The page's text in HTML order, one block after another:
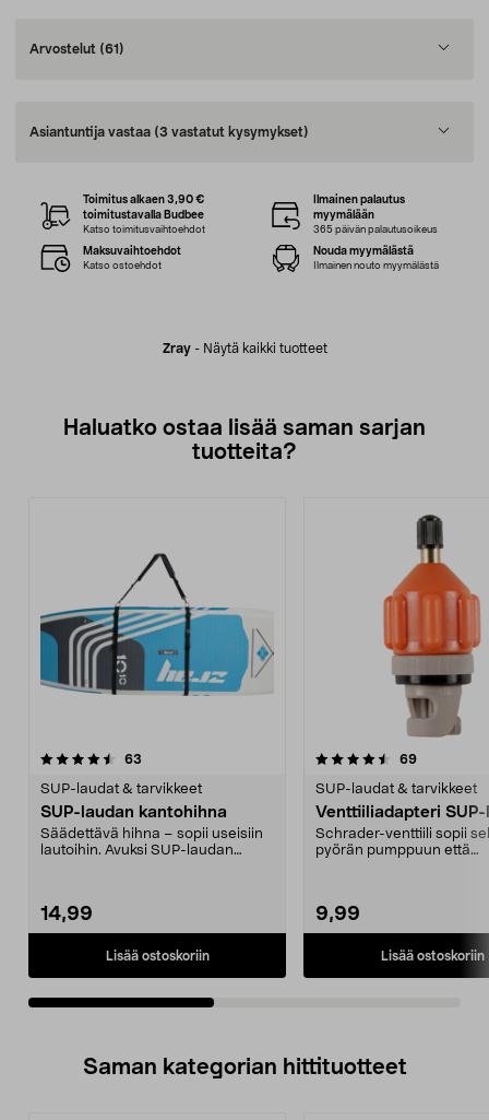
Arvostelut (61)
Asiantuntija vastaa (3 vastatut kysymykset)
Zray- Näytä kaikki tuotteet
Toimitus alkaen 3,90 €
toimitustavalla Budbee
Katso toimitusvaihtoehdot
Ilmainen palautus
myymälään
365 päivän palautusoikeus
Maksuvaihtoehdot
Katso ostoehdot
Nouda myymälästä
Ilmainen nouto myymälästä
Haluatko ostaa lisää saman sarjan
tuotteita?
63
SUP-laudat & tarvikkeet
SUP-laudan kantohihna
Säädettävä hihna – sopii useisiin
lautoihin. Avuksi SUP-laudan
14,99
Lisää ostoskoriin
4.5viidestä
69arvostelut
SUP-laudat & tarvikkeet
Venttiiliadapteri
Schrader-venttiili sopii
pyörän pumppuun että
9,99
Lisää ostoskoriin
4.5viidestä
Saman kategorian hittituotteet